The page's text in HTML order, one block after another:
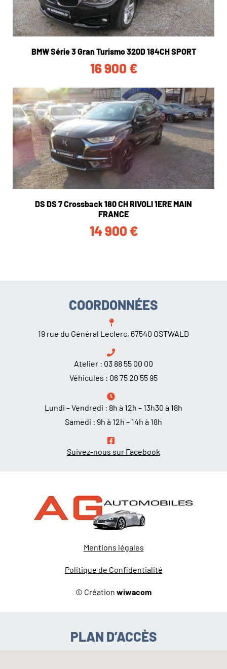
BMW Série 3 Gran Turismo 320D 184CH SPORT
16 900 €
DS DS 7 Crossback 180 CH RIVOLI 1ERE MAIN
FRANCE
14 900 €
COORDONNÉES
19 rue du Général Leclerc, 67540 OSTWALD
Atelier : 03 88 55 00 00
Véhicules : 06 75 20 55 95
Lundi – Vendredi : 8h à 12h – 13h30 à 18h
Samedi : 9h à 12h – 14h à 18h
Suivez-nous sur Facebook
Mentions légales
Politique de Confidentialité
© Création wiwacom
PLAN D’ACCÈS